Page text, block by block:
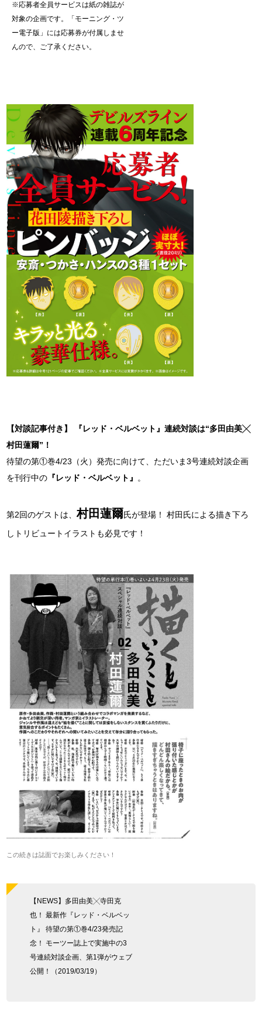
※応募者全員サービスは紙の雑誌が
対象の企画です。「モーニング・ツ
ー電子版」には応募券が付属しませ
んので、ご了承ください。
【対談記事付き】 『レッド・ベルベット』連続対談は“多田由美╳
村田蓮爾”！
待望の第①巻4/23（火）発売に向けて、ただいま3号連続対談企画
を刊行中の 『レッド・ベルベット』 。
第2回のゲストは、村田蓮爾氏が登場！ 村田氏による描き下ろ
しトリビュートイラストも必見です！
この続きは誌面でお楽しみください！
【NEWS】多田由美╳寺田克
也！ 最新作『レッド・ベルベッ
ト』 待望の第①巻4/23発売記
念！ モーツー誌上で実施中の3
号連続対談企画、第1弾がウェブ
公開！（2019/03/19）